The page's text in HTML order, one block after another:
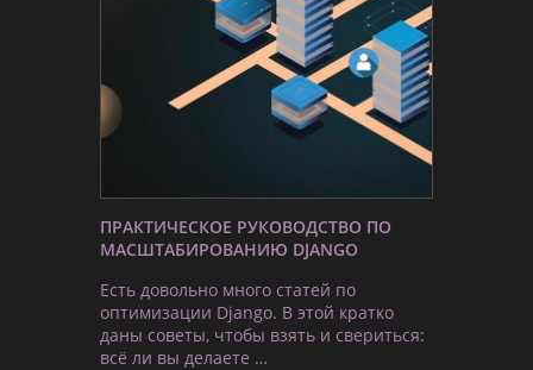
ПРАКТИЧЕСКОЕ РУКОВОДСТВО ПО
МАСШТАБИРОВАНИЮ DJANGO
Есть довольно много статей по
оптимизации Django. В этой кратко
даны советы, чтобы взять и свериться:
всё ли вы делаете …